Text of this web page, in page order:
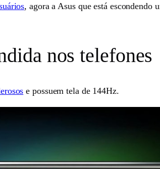
, agora a Asus que está escondendo
nos telefones
e possuem tela de 144Hz.